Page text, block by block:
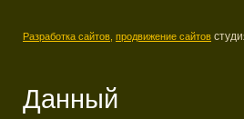
Разработка сайтов, продвижение сайтов
Данный